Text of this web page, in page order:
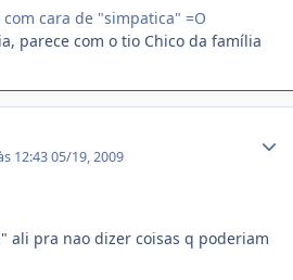
cara de "simpatica" =O
parece com o tio Chico da família
12:4305/19, 2009
ali pra nao dizer coisas q poderiam